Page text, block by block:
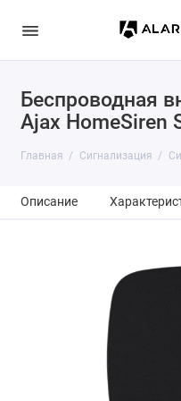
Беспроводная
Ajax HomeSiren
Главная Сигнализация
Описание